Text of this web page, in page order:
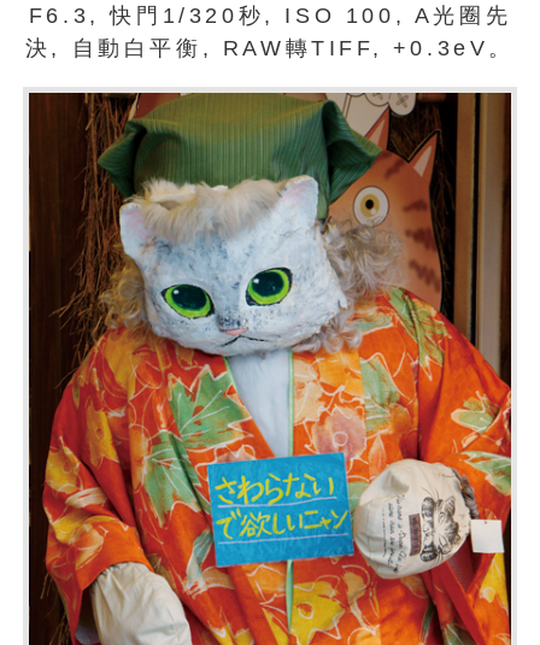
F6.3, 快門1/320秒, ISO 100, A光圈先
決, 自動白平衡, RAW轉TIFF, +0.3eV。